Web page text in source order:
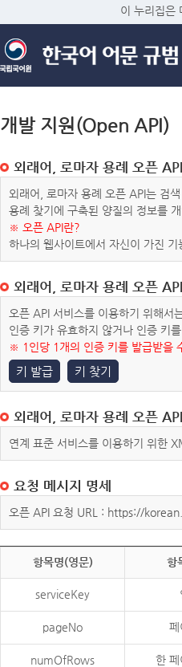
이 누리집은
개발 지원(Open API)
외래어, 로마자 용례 오픈
외래어, 로마자 용례 오픈 API는 검
용례 찾기에 구축된 양질의 정보를
※ 오픈 API란?
하나의 웹사이트에서 자신이 가진
외래어, 로마자 용례 오픈
오픈 API 서비스를 이용하기 위해서
인증 키가 유효하지 않거나 인증 키
※ 1인당 1개의 인증 키를 발급받을
키 발급 키 찾기
외래어, 로마자 용례 오픈
연계 표준 서비스를 이용하기 위한
요청 메시지 명세
오픈 API 요청 URL : https://
항목명(영문) 항
serviceKey
pageNo 페
numOfRows 한 페